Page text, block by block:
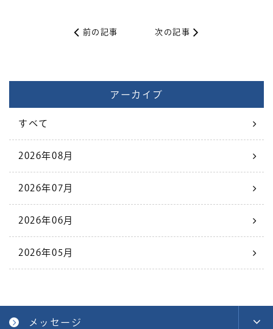
前の記事 次の記事
アーカイブ
すべて
2026年08月
2026年07月
2026年06月
2026年05月
メッセージ